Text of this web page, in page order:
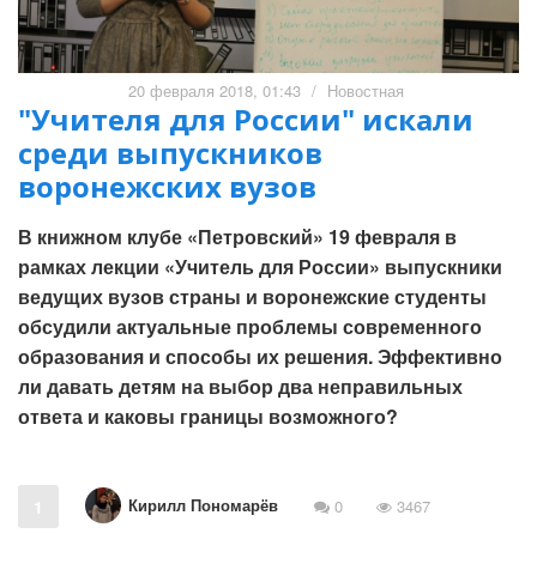
20 февраля 2018, 01:43 / Новостная
"Учителя для России" искали
среди выпускников
воронежских вузов
В книжном клубе «Петровский» 19 февраля в
рамках лекции «Учитель для России» выпускники
ведущих вузов страны и воронежские студенты
обсудили актуальные проблемы современного
образования и способы их решения. Эффективно
ли давать детям на выбор два неправильных
ответа и каковы границы возможного?
1 Кирилл Пономарёв 0 3467